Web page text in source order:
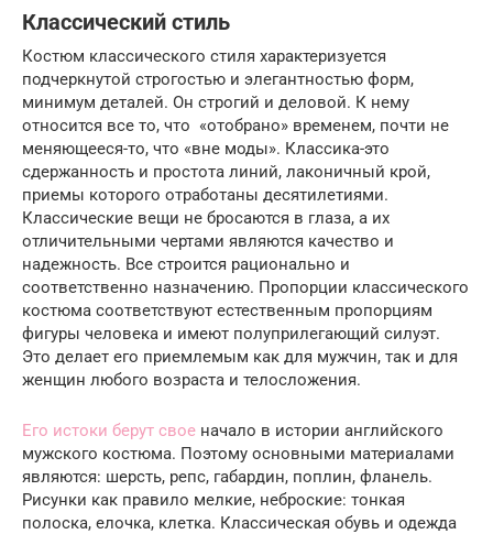
Классический стиль
Костюм классического стиля характеризуется
подчеркнутой строгостью и элегантностью форм,
минимум деталей. Он строгий и деловой. К нему
относится все то, что «отобрано» временем, почти не
меняющееся-то, что «вне моды». Классика-это
сдержанность и простота линий, лаконичный крой,
приемы которого отработаны десятилетиями.
Классические вещи не бросаются в глаза, а их
отличительными чертами являются качество и
надежность. Все строится рационально и
соответственно назначению. Пропорции классического
костюма соответствуют естественным пропорциям
фигуры человека и имеют полуприлегающий силуэт.
Это делает его приемлемым как для мужчин, так и для
женщин любого возраста и телосложения.
Его истоки берут свое начало в истории английского
мужского костюма. Поэтому основными материалами
являются: шерсть, репс, габардин, поплин, фланель.
Рисунки как правило мелкие, неброские: тонкая
полоска, елочка, клетка. Классическая обувь и одежда